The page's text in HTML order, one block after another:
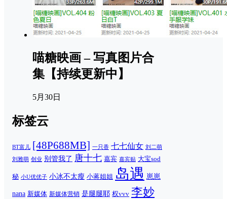
喵糖映画 – 写真图片合
集【持续更新中】
5月30日
标签云
BT富儿 [48P688MB] 一只香 七七仙女 刘二萌
刘雅萌 创业 别管我了 唐十七 嘉宾 嘉宾贴 大宝sod
秘 小U优优子 小冰不太瘦 小蒋姐姐 岛遇 崽崽
nana 新媒体 新媒体营销 是腿腿耶 权vvv 李妙